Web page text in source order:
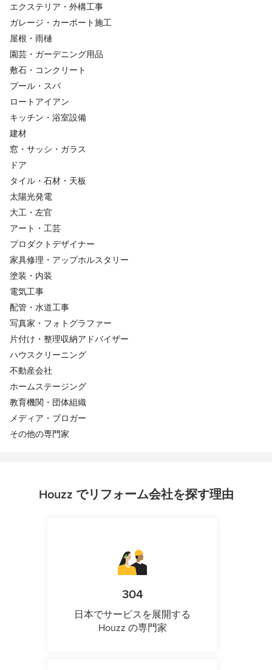
エクステリア・外構工事
ガレージ・カーポート施工
屋根・雨樋
園芸・ガーデニング用品
敷石・コンクリート
プール・スパ
ロートアイアン
キッチン・浴室設備
建材
窓・サッシ・ガラス
ドア
タイル・石材・天板
太陽光発電
大工・左官
アート・工芸
プロダクトデザイナー
家具修理・アップホルスタリー
塗装・内装
電気工事
配管・水道工事
写真家・フォトグラファー
片付け・整理収納アドバイザー
ハウスクリーニング
不動産会社
ホームステージング
教育機関・団体組織
メディア・ブロガー
その他の専門家
Houzz でリフォーム会社を探す理由
304
日本でサービスを展開する
Houzz の専門家